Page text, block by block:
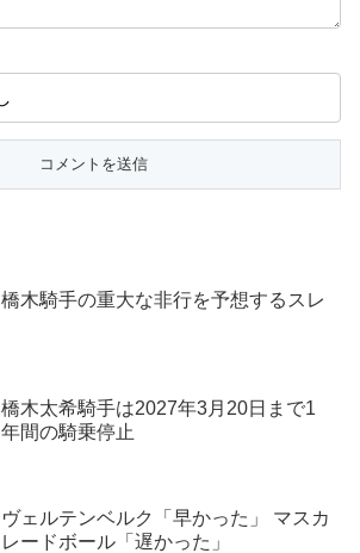
橋木騎手の重大な非行を予想するスレ
橋木太希騎手は2027年3月20日まで1
年間の騎乗停止
ヴェルテンベルク「早かった」 マスカ
レードボール「遅かった」